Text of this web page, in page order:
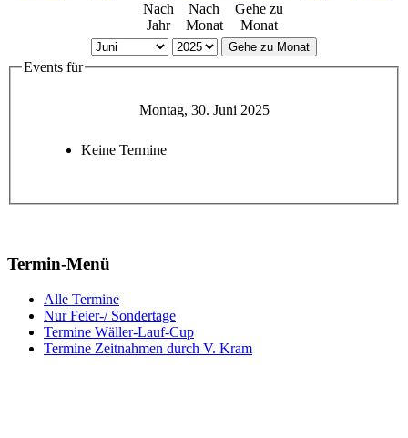
Nach
Jahr
Nach
Monat
Gehe zu
Monat
Gehe zu Monat
Events für
Montag, 30. Juni 2025
Keine Termine
Termin-Menü
Alle Termine
Nur Feier-/ Sondertage
Termine Wäller-Lauf-Cup
Termine Zeitnahmen durch V. Kram